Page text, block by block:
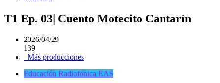
T1 Ep. 03| Cuento Motecito Cantarín
2026/04/29
139
Más producciones
Educación Radiofónica EAS